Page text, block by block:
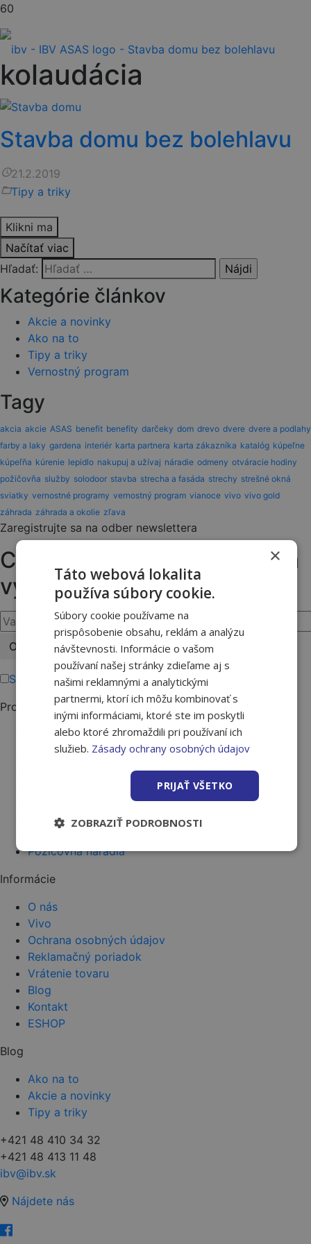
kolaudácia
Stavba domu bez bolehlavu
access_time21.2.2019
folder_openTipy a triky
Klikni ma
Načítať viac
Hľadať:
Kategórie článkov
Akcie a novinky
Ako na to
Tipy a triky
Vernostný program
Tagy
akcia akcie ASAS benefit benefity darčeky dom drevo dvere dvere a podlahy
farby a laky gardena interiér karta partnera karta zákazníka katalóg kúpeľne
kúpeľňa kúrenie lepidlo nakupuj a užívaj náradie odmeny otváracie hodiny
požičovňa služby solodoor stavba strecha a fasáda strechy strešné okná
sviatky vernostné programy vernostný program vianoce vivo vivo gold
záhrada záhrada a okolie zľava
Zaregistrujte sa na odber newslettera
Chcem emaily o novinkách a
výhodách
Please
this
empty.
Súhlasím s podmienkami ochrany osobných údajov.
Produkty
Stavba
Strecha a fasáda
Farby a laky
Požičovňa náradia
Informácie
O nás
Vivo
Ochrana osobných údajov
Reklamačný poriadok
Vrátenie tovaru
Blog
Kontakt
ESHOP
Blog
Ako na to
Akcie a novinky
Tipy a triky
+421 48 410 34 32
+421 48 413 11 48
ibv@ibv.sk
Nájdete nás
×
Táto webová lokalita
používa súbory cookie.
Súbory cookie používame na
prispôsobenie obsahu, reklám a analýzu
návštevnosti. Informácie o vašom
používaní našej stránky zdieľame aj s
našimi reklamnými a analytickými
partnermi, ktorí ich môžu kombinovať s
inými informáciami, ktoré ste im poskytli
alebo ktoré zhromaždili pri používaní ich
služieb. Zásady ochrany osobných údajov
PRIJAŤ VŠETKO
ZOBRAZIŤ PODROBNOSTI